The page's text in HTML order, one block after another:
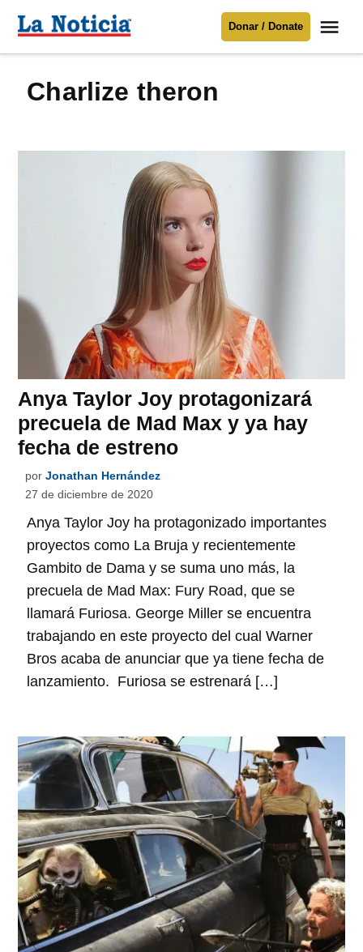
Para mantenerte informado necesitamos
contenido
Noticia
Donar / Donate
charlize theron
Anya Taylor Joy protagonizará
precuela de Mad Max y ya hay
fecha de estreno
por Jonathan Hernández
27 de diciembre de 2020
Anya Taylor Joy ha protagonizado importantes
proyectos como La Bruja y recientemente
Gambito de Dama y se suma uno más, la
precuela de Mad Max: Fury Road, que se
llamará Furiosa. George Miller se encuentra
trabajando en este proyecto del cual Warner
Bros acaba de anunciar que ya tiene fecha de
lanzamiento. Furiosa se estrenará […]